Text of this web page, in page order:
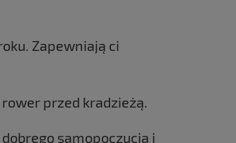
Zapewniają ci
przed kradzieżą.
samopoczucia i